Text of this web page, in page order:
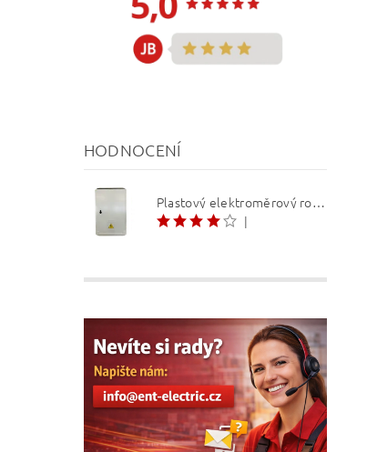
HODNOCENÍ
Plastový elektroměrový rozvaděč ER 212 NVP7P 40A QM (3f 1/2 S) 1bod. (O3/4)
|